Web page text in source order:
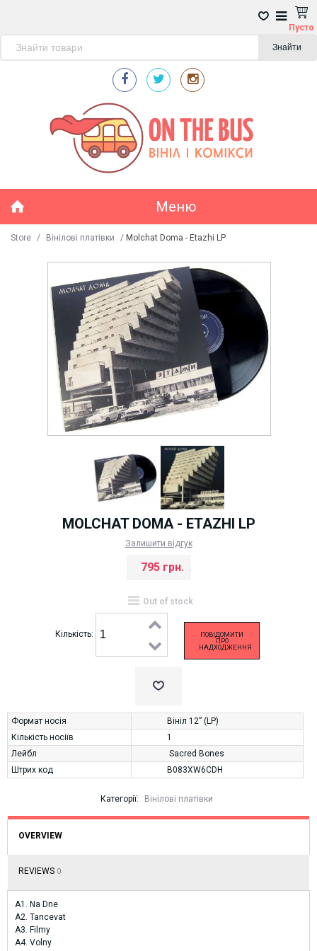
Пусто
Знайти
Меню
Store / Вінілові платівки / Molchat Doma - Etazhi LP
MOLCHAT DOMA - ETAZHI LP
Залишити відгук
795 грн.
Out of stock
Кількість:
ПОВІДОМИТИ
ПРО
НАДХОДЖЕННЯ
Формат носія
Вініл 12” (LP)
Кількість носіїв
1
Лейбл
Sacred Bones
Штрих код
B083XW6CDH
Категорії: Вінілові платівки
OVERVIEW
REVIEWS 0
A1. Na Dne
A2. Tancevat
A3. Filmy
A4. Volny